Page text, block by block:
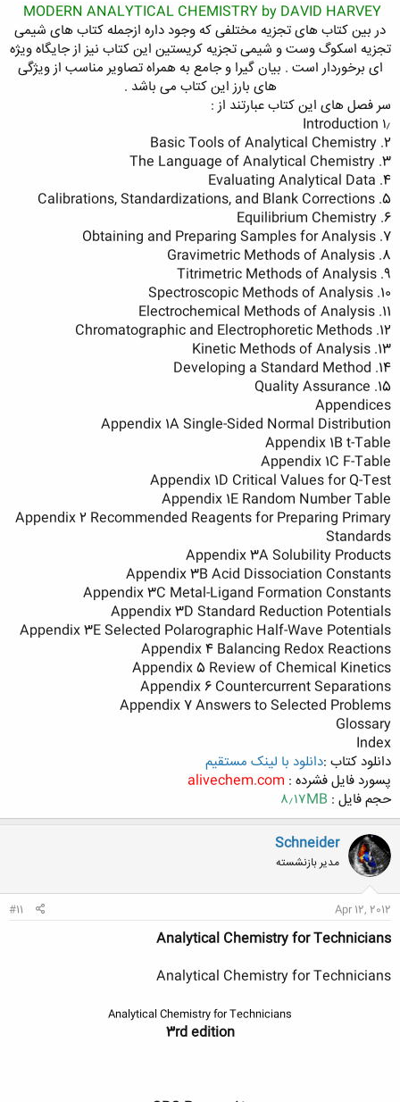
MODERN ANALYTICAL CHEMISTRY by DAVID HARVEY
در بین کتاب های تجزیه مختلفی که وجود داره ازجمله کتاب های شیمی
تجزیه اسکوگ وست و شیمی تجزیه کریستین این کتاب نیز از جایگاه ویژه
ای برخوردار است . بیان گیرا و جامع به همراه تصاویر مناسب از ویژگی
های بارز این کتاب می باشد .​
سر فصل های این کتاب عبارتند از :
۱٫ Introduction
2. Basic Tools of Analytical Chemistry
3. The Language of Analytical Chemistry
4. Evaluating Analytical Data
5. Calibrations, Standardizations, and Blank Corrections
6. Equilibrium Chemistry
7. Obtaining and Preparing Samples for Analysis
8. Gravimetric Methods of Analysis
9. Titrimetric Methods of Analysis
10. Spectroscopic Methods of Analysis
11. Electrochemical Methods of Analysis
12. Chromatographic and Electrophoretic Methods
13. Kinetic Methods of Analysis
14. Developing a Standard Method
15. Quality Assurance
Appendices
Appendix 1A Single-Sided Normal Distribution
Appendix 1B t-Table
Appendix 1C F-Table
Appendix 1D Critical Values for Q-Test
Appendix 1E Random Number Table
Appendix 2 Recommended Reagents for Preparing Primary
Standards
Appendix 3A Solubility Products
Appendix 3B Acid Dissociation Constants
Appendix 3C Metal-Ligand Formation Constants
Appendix 3D Standard Reduction Potentials
Appendix 3E Selected Polarographic Half-Wave Potentials
Appendix 4 Balancing Redox Reactions
Appendix 5 Review of Chemical Kinetics
Appendix 6 Countercurrent Separations
Appendix 7 Answers to Selected Problems
Glossary
Index
دانلود کتاب :دانلود با لینک مستقیم
پسورد فایل فشرده : alivechem.com
حجم فایل : ۸٫۱۷MB
Schneider
مدیر بازنشسته
Apr 12, 2012
#11
Analytical Chemistry for Technicians
Analytical Chemistry for Technicians
Analytical Chemistry for Technicians
3rd edition